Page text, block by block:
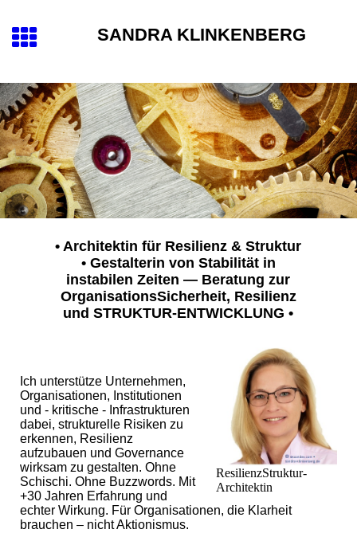
SANDRA KLINKENBERG
• Architektin für Resilienz & Struktur
• Gestalterin von Stabilität in
instabilen Zeiten — Beratung zur
OrganisationsSicherheit, Resilienz
und STRUKTUR-ENTWICKLUNG •
ResilienzStruktur-
Architektin
Ich unterstütze Unternehmen,
Organisationen, Institutionen
und - kritische - Infrastrukturen
dabei, strukturelle Risiken zu
erkennen, Resilienz
aufzubauen und Governance
wirksam zu gestalten. Ohne
Schischi. Ohne Buzzwords. Mit
+30 Jahren Erfahrung und
echter Wirkung. Für Organisationen, die Klarheit
brauchen – nicht Aktionismus.